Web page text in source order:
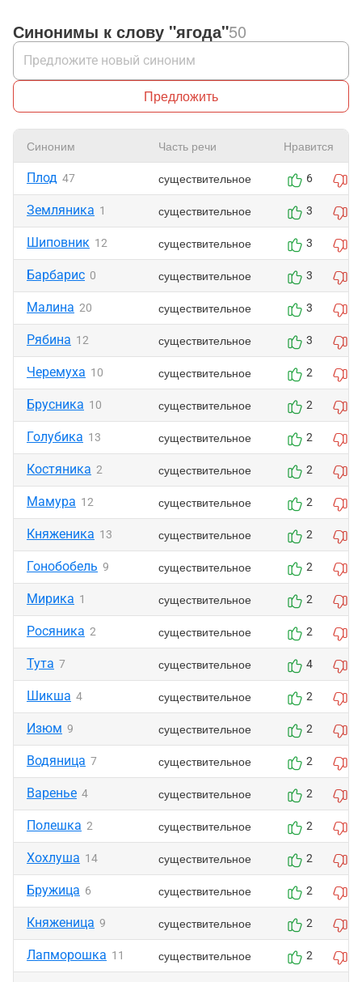
Синонимы к слову "ягода"50
Предложить
Синоним Часть речи Нравится
Плод 47 существительное 6
Земляника 1 существительное 3
Шиповник 12 существительное 3
Барбарис 0 существительное 3
Малина 20 существительное 3
Рябина 12 существительное 3
Черемуха 10 существительное 2
Брусника 10 существительное 2
Голубика 13 существительное 2
Костяника 2 существительное 2
Мамура 12 существительное 2
Княженика 13 существительное 2
Гонобобель 9 существительное 2
Мирика 1 существительное 2
Росяника 2 существительное 2
Тута 7 существительное 4
Шикша 4 существительное 2
Изюм 9 существительное 2
Водяница 7 существительное 2
Варенье 4 существительное 2
Полешка 2 существительное 2
Хохлуша 14 существительное 2
Бружица 6 существительное 2
Княженица 9 существительное 2
Лапморошка 11 существительное 2